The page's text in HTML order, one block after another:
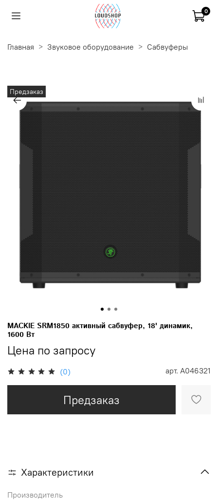
0
Главная Звуковое оборудование Сабвуферы
Предзаказ
(0) арт. A046321
MACKIE SRM1850 активный сабвуфер, 18' динамик,
1600 Вт
Цена по запросу
Предзаказ
Характеристики
Производитель